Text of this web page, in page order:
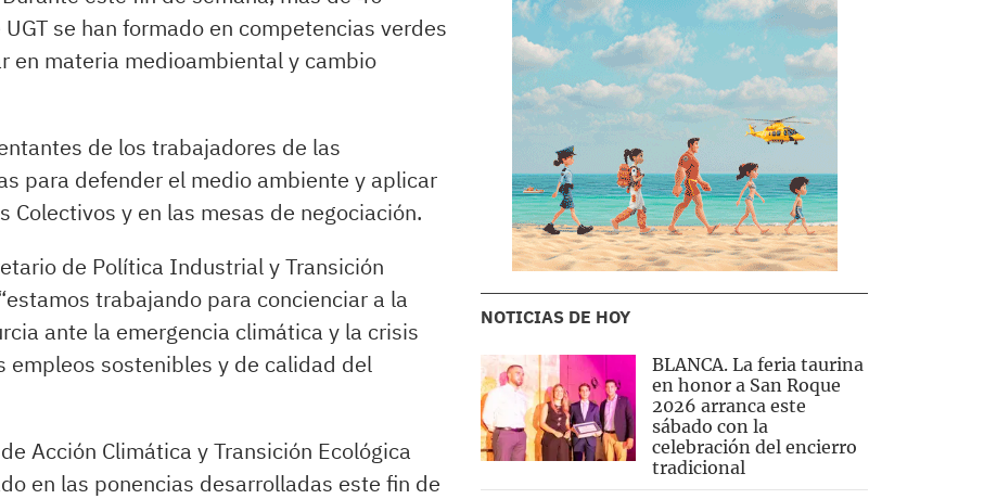
se han formado en competencias verdes
en materia medioambiental y cambio
de los trabajadores de las
para defender el medio ambiente y aplicar
Colectivos y en las mesas de negociación.
de Política Industrial y Transición
trabajando para concienciar a la
ante la emergencia climática y la crisis
sostenibles y de calidad del
Acción Climática y Transición Ecológica
en las ponencias desarrolladas este fin de
NOTICIAS DE HOY
BLANCA. La feria taurina
en honor a San Roque
2026 arranca este
sábado con la
celebración del encierro
tradicional